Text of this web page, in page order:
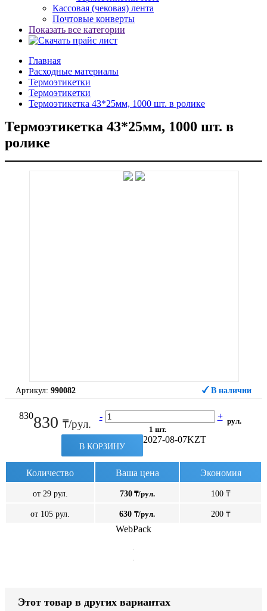
Кассовая (чековая) лента
Почтовые конверты
Показать все категории
Главная
Расходные материалы
Термоэтикетки
Термоэтикетки
Термоэтикетка 43*25мм, 1000 шт. в ролике
Термоэтикетка 43*25мм, 1000 шт. в
ролике
Артикул: 990082 В наличии
830830 ₸/рул.
- +
1 шт.
рул.
В КОРЗИНУ
2027-08-07KZT
Количество Ваша цена Экономия
от 29 рул. 730₸/рул. 100 ₸
от 105 рул. 630 ₸/рул. 200 ₸
WebPack
Этот товар в других вариантах